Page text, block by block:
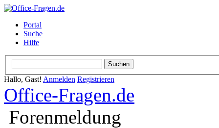
Portal
Suche
Hilfe
Hallo, Gast! Anmelden Registrieren
Office-Fragen.de
Forenmeldung